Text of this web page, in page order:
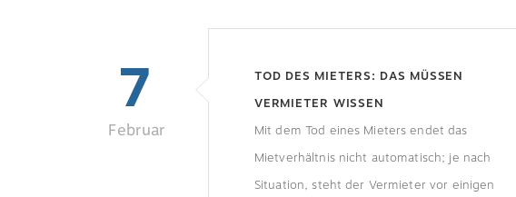
7
Februar
TOD DES MIETERS: DAS MÜSSEN
VERMIETER WISSEN
Mit dem Tod eines Mieters endet das
Mietverhältnis nicht automatisch; je nach
Situation, steht der Vermieter vor einigen